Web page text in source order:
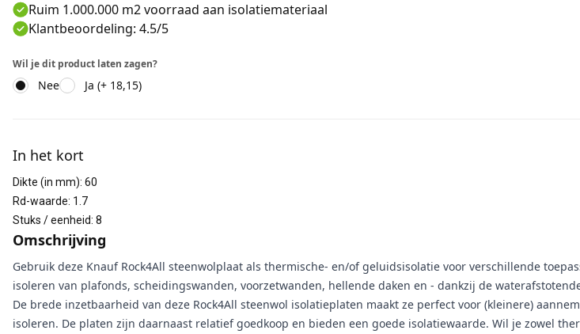
Ruim 1.000.000 m2 voorraad aan isolatiemateriaal
Klantbeoordeling: 4.5/5
Wil je dit product laten zagen?
Nee Ja (+ 18,15)
In het kort
Dikte (in mm): 60
Rd-waarde: 1.7
Stuks / eenheid: 8
Omschrijving
Gebruik deze Knauf Rock4All steenwolplaat als thermische- en/of geluidsisolatie voor verschillende
isoleren van plafonds, scheidingswanden, voorzetwanden, hellende daken en - dankzij de
De brede inzetbaarheid van deze Rock4All steenwol isolatieplaten maakt ze perfect voor (kleinere)
isoleren. De platen zijn daarnaast relatief goedkoop en bieden een goede isolatiewaarde. Wil je zowel